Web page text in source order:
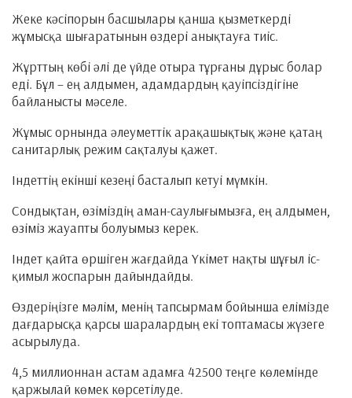
Жеке кәсіпорын басшылары қанша қызметкерді
жұмысқа шығаратынын өздері анықтауға тиіс.
Жұрттың көбі әлі де үйде отыра тұрғаны дұрыс болар
еді. Бұл – ең алдымен, адамдардың қауіпсіздігіне
байланысты мәселе.
Жұмыс орнында әлеуметтік арақашықтық және қатаң
санитарлық режим сақталуы қажет.
Індеттің екінші кезеңі басталып кетуі мүмкін.
Сондықтан, өзіміздің аман-саулығымызға, ең алдымен,
өзіміз жауапты болуымыз керек.
Індет қайта өршіген жағдайда Үкімет нақты шұғыл іс-
қимыл жоспарын дайындайды.
Өздеріңізге мәлім, менің тапсырмам бойынша елімізде
дағдарысқа қарсы шаралардың екі топтамасы жүзеге
асырылуда.
4,5 миллионнан астам адамға 42500 теңге көлемінде
қаржылай көмек көрсетілуде.